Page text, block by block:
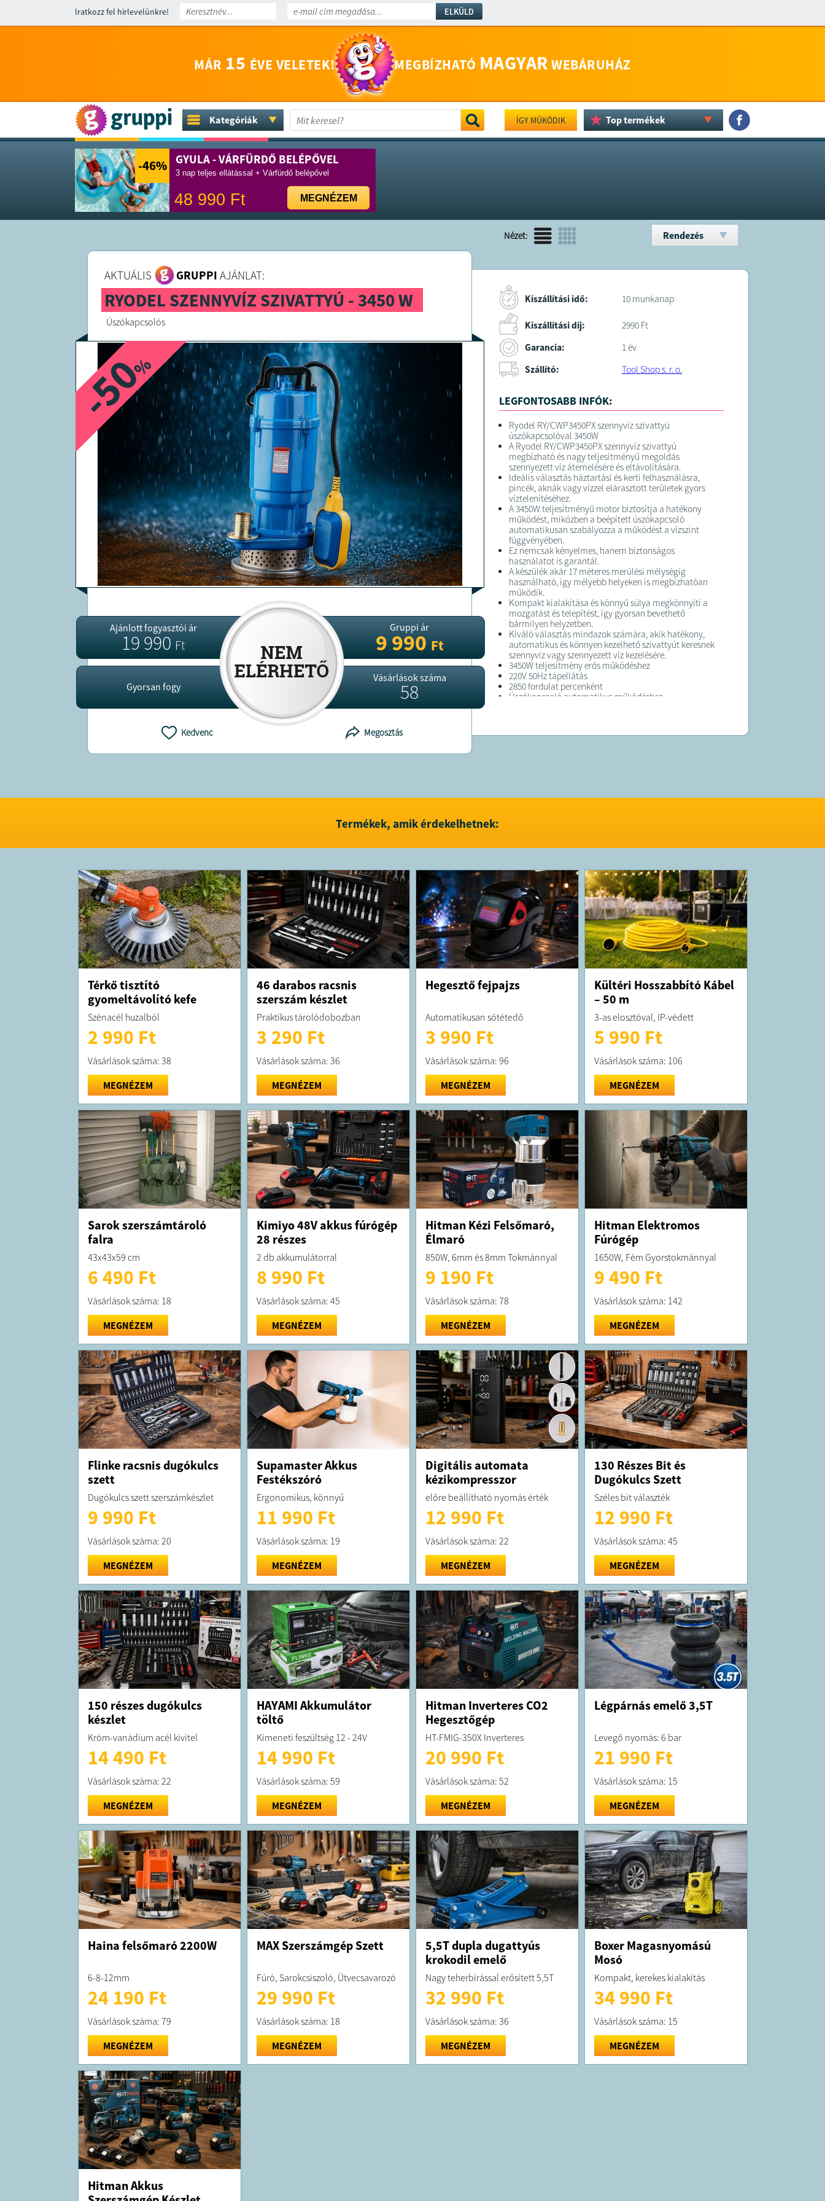
Iratkozz fel hírlevelünkre! ELKÜLD
MÁR 15 ÉVE VELETEK! MEGBÍZHATÓ MAGYAR WEBÁRUHÁZ
Kategóriák ÍGY MŰKÖDIK Top termékek
-46% GYULA - VÁRFÜRDŐ BELÉPŐVEL
3 nap teljes ellátással + Várfürdő belépővel
48 990 Ft MEGNÉZEM
Nézet: Rendezés
AKTUÁLIS GRUPPI AJÁNLAT:
RYODEL SZENNYVÍZ SZIVATTYÚ - 3450 W
Úszókapcsolós
-50
%
Ajánlott fogyasztói ár
19 990Ft
Gyorsan fogy
Gruppi ár
9 990Ft
Vásárlások száma
58
Kedvenc Megosztás
Kiszállítási idő: 10 munkanap
Kiszállítási díj:
2990 Ft
Garancia:
1 év
Szállító:
Tool Shop s. r. o.
LEGFONTOSABB INFÓK:
Ryodel RY/CWP3450PX szennyvíz szivattyú
úszókapcsolóval 3450W
A Ryodel RY/CWP3450PX szennyvíz szivattyú
megbízható és nagy teljesítményű megoldás
szennyezett víz átemelésére és eltávolítására.
Ideális választás háztartási és kerti felhasználásra,
pincék, aknák vagy vízzel elárasztott területek gyors
víztelenítéséhez.
A 3450W teljesítményű motor biztosítja a hatékony
működést, miközben a beépített úszókapcsoló
automatikusan szabályozza a működést a vízszint
függvényében.
Ez nemcsak kényelmes, hanem biztonságos
használatot is garantál.
A készülék akár 17 méteres merülési mélységig
használható, így mélyebb helyeken is megbízhatóan
működik.
Kompakt kialakítása és könnyű súlya megkönnyíti a
mozgatást és telepítést, így gyorsan bevethető
bármilyen helyzetben.
Kiváló választás mindazok számára, akik hatékony,
automatikus és könnyen kezelhető szivattyút keresnek
szennyvíz vagy szennyezett víz kezelésére.
3450W teljesítmény erős működéshez
220V 50Hz tápellátás
2850 fordulat percenként
Úszókapcsoló automatikus működéshez
Maximális vízhőmérséklet
Termékek, amik érdekelhetnek:
Térkő tisztító
gyomeltávolító kefe
Szénacél huzalból
2 990 Ft
Vásárlások száma: 38
MEGNÉZEM
46 darabos racsnis
szerszám készlet
Praktikus tárolódobozban
3 290 Ft
Vásárlások száma: 36
MEGNÉZEM
Hegesztő fejpajzs
Automatikusan sötétedő
3 990 Ft
Vásárlások száma: 96
MEGNÉZEM
Kültéri Hosszabbító Kábel
– 50 m
3-as elosztóval, IP-védett
5 990 Ft
Vásárlások száma: 106
MEGNÉZEM
Sarok szerszámtároló
falra
43x43x59 cm
6 490 Ft
Vásárlások száma: 18
MEGNÉZEM
Kimiyo 48V akkus fúrógép
28 részes
2 db akkumulátorral
8 990 Ft
Vásárlások száma: 45
MEGNÉZEM
Hitman Kézi Felsőmaró,
Élmaró
850W, 6mm és 8mm Tokmánnyal
9 190 Ft
Vásárlások száma: 78
MEGNÉZEM
Hitman Elektromos
Fúrógép
1650W, Fém Gyorstokmánnyal
9 490 Ft
Vásárlások száma: 142
MEGNÉZEM
Flinke racsnis dugókulcs
szett
Dugókulcs szett szerszámkészlet
9 990 Ft
Vásárlások száma: 20
MEGNÉZEM
Supamaster Akkus
Festékszóró
Ergonomikus, könnyű
11 990 Ft
Vásárlások száma: 19
MEGNÉZEM
Digitális automata
kézikompresszor
előre beállítható nyomás érték
12 990 Ft
Vásárlások száma: 22
MEGNÉZEM
130 Részes Bit és
Dugókulcs Szett
Széles bit választék
12 990 Ft
Vásárlások száma: 45
MEGNÉZEM
150 részes dugókulcs
készlet
Króm-vanádium acél kivitel
14 490 Ft
Vásárlások száma: 22
MEGNÉZEM
HAYAMI Akkumulátor
töltő
Kimeneti feszültség 12 - 24V
14 990 Ft
Vásárlások száma: 59
MEGNÉZEM
Hitman Inverteres CO2
Hegesztőgép
HT-FMIG-350X Inverteres
20 990 Ft
Vásárlások száma: 52
MEGNÉZEM
Légpárnás emelő 3,5T
Levegő nyomás: 6 bar
21 990 Ft
Vásárlások száma: 15
MEGNÉZEM
Haina felsőmaró 2200W
6-8-12mm
24 190 Ft
Vásárlások száma: 79
MEGNÉZEM
MAX Szerszámgép Szett
Fúró, Sarokcsiszoló, Ütvecsavarozó
29 990 Ft
Vásárlások száma: 18
MEGNÉZEM
5,5T dupla dugattyús
krokodil emelő
Nagy teherbírással erősített 5,5T
32 990 Ft
Vásárlások száma: 36
MEGNÉZEM
Boxer Magasnyomású
Mosó
Kompakt, kerekes kialakítás
34 990 Ft
Vásárlások száma: 15
MEGNÉZEM
Hitman Akkus